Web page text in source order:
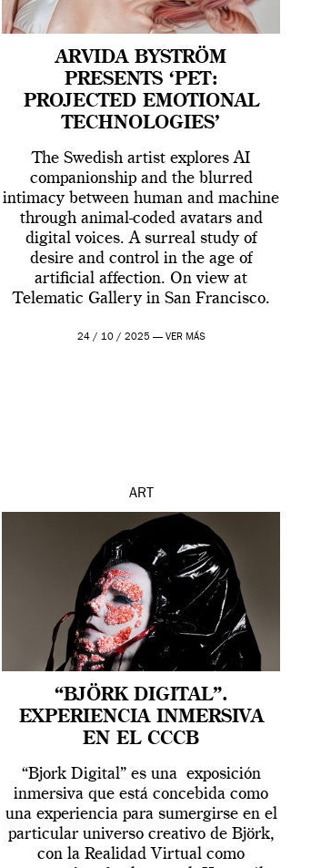
ARVIDA BYSTRÖM
PRESENTS ‘PET:
PROJECTED EMOTIONAL
TECHNOLOGIES’
The Swedish artist explores AI
companionship and the blurred
intimacy between human and machine
through animal-coded avatars and
digital voices. A surreal study of
desire and control in the age of
artificial affection. On view at
Telematic Gallery in San Francisco.
24 / 10 / 2025 — VER MÁS
ART
“BJÖRK DIGITAL”.
EXPERIENCIA INMERSIVA
EN EL CCCB
“Bjork Digital” es una exposición
inmersiva que está concebida como
una experiencia para sumergirse en el
particular universo creativo de Björk,
con la Realidad Virtual como